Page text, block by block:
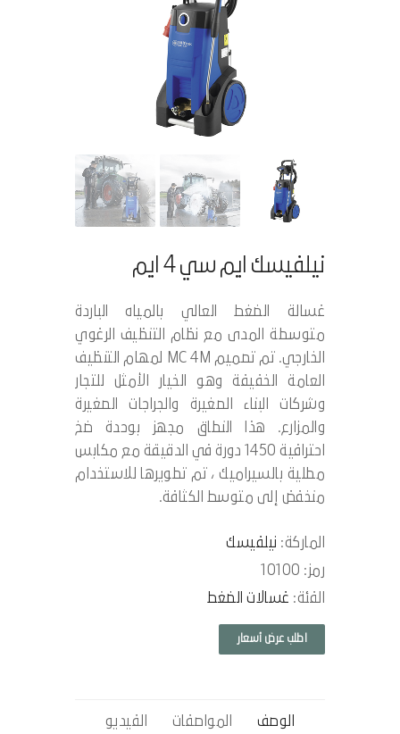
نيلفيسك ايم سي 4 ايم
غسالة الضغط العالي بالمياه الباردة
متوسطة المدى مع نظام التنظيف الرغوي
الخارجي. تم تصميم MC 4M لمهام التنظيف
العامة الخفيفة وهو الخيار الأمثل للتجار
وشركات البناء الصغيرة والجراجات الصغيرة
والمزارع. هذا النطاق مجهز بوحدة ضخ
احترافية 1450 دورة في الدقيقة مع مكابس
مطلية بالسيراميك ، تم تطويرها للاستخدام
منخفض إلى متوسط ​​الكثافة.
الماركة: نيلفيسك
رمز: 10100
الفئة: غسالات الضغط
اطلب عرض أسعار
الوصف المواصفات الفيديو